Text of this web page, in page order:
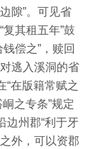
隙”。 可见省
复其租五年”鼓
偿之”，赎回
对逃入溪洞的省
“在版籍常赋之
之专条”规定
边州郡“利于牙
外，可以资郡